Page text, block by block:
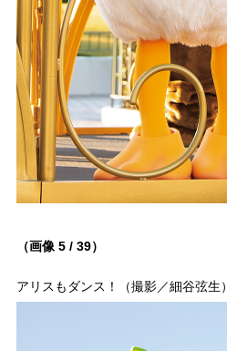
（画像 5 / 39）
アリスもダンス！（撮影／細谷弦生）